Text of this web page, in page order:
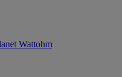
Wattohm